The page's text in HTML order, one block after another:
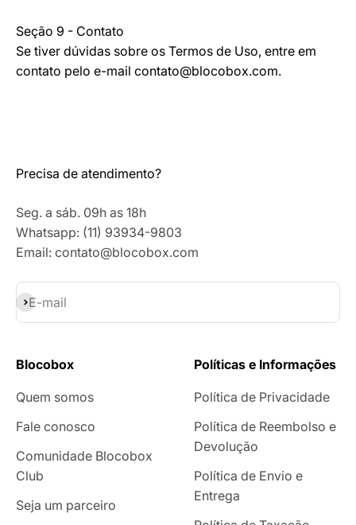
Seção 9 - Contato
Se tiver dúvidas sobre os Termos de Uso, entre em
contato pelo e-mail contato@blocobox.com.
Precisa de atendimento?
Seg. a sáb. 09h as 18h
Whatsapp: (11) 93934-9803
Email: contato@blocobox.com
E-mail
Assinar
Blocobox
Quem somos
Fale conosco
Comunidade Blocobox
Club
Seja um parceiro
Políticas e Informações
Política de Privacidade
Política de Reembolso e
Devolução
Política de Envio e
Entrega